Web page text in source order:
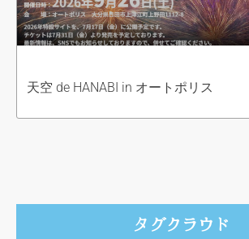
天空 de HANABI in オートポリス
タグクラウド